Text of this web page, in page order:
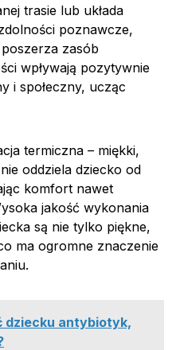
trasie lub układa
poznawcze,
zasób
wpływają pozytywnie
i społeczny, ucząc
termiczna – miękki,
oddziela dziecko od
komfort nawet
jakość wykonania
są nie tylko piękne,
ma ogromne znaczenie
dziecku antybiotyk,